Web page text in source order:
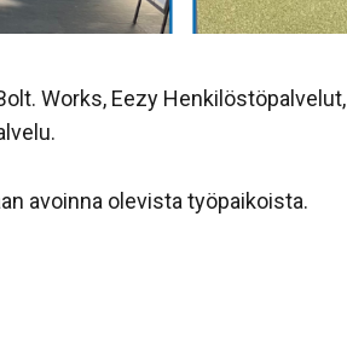
Works, Eezy Henkilöstöpalvelut,
avoinna olevista työpaikoista.